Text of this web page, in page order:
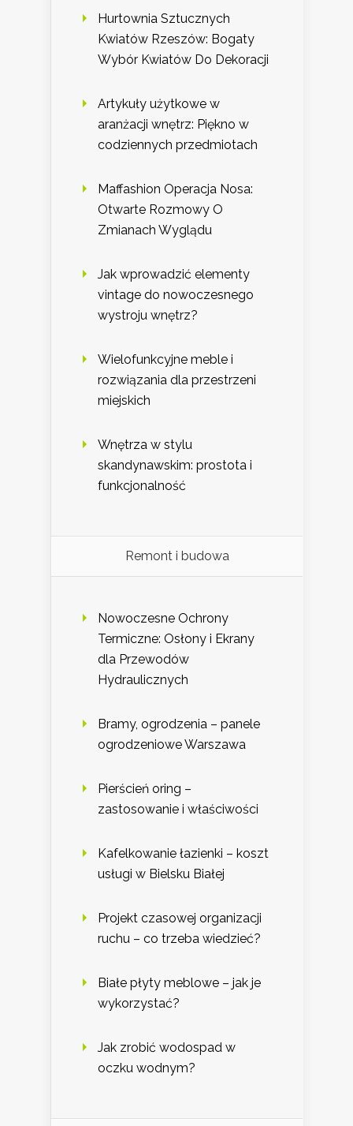
Hurtownia Sztucznych
Kwiatów Rzeszów: Bogaty
Wybór Kwiatów Do Dekoracji
Artykuły użytkowe w
aranżacji wnętrz: Piękno w
codziennych przedmiotach
Maffashion Operacja Nosa:
Otwarte Rozmowy O
Zmianach Wyglądu
Jak wprowadzić elementy
vintage do nowoczesnego
wystroju wnętrz?
Wielofunkcyjne meble i
rozwiązania dla przestrzeni
miejskich
Wnętrza w stylu
skandynawskim: prostota i
funkcjonalność
Remont i budowa
Nowoczesne Ochrony
Termiczne: Osłony i Ekrany
dla Przewodów
Hydraulicznych
Bramy, ogrodzenia – panele
ogrodzeniowe Warszawa
Pierścień oring –
zastosowanie i właściwości
Kafelkowanie łazienki – koszt
usługi w Bielsku Białej
Projekt czasowej organizacji
ruchu – co trzeba wiedzieć?
Białe płyty meblowe – jak je
wykorzystać?
Jak zrobić wodospad w
oczku wodnym?